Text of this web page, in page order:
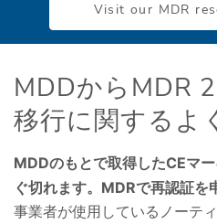
Visit our MDR
MDDからMDR
移行に関するよ
MDDのもとで取得したCEマ
ぐ切れます。MDRで再認証を
事業者が使用しているノーテ